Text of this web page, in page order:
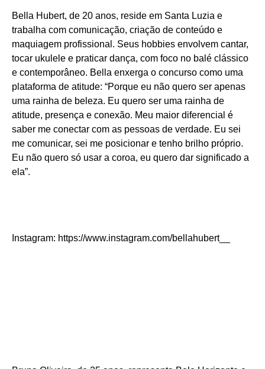
Bella Hubert, de 20 anos, reside em Santa Luzia e
trabalha com comunicação, criação de conteúdo e
maquiagem profissional. Seus hobbies envolvem cantar,
tocar ukulele e praticar dança, com foco no balé clássico
e contemporâneo. Bella enxerga o concurso como uma
plataforma de atitude: “Porque eu não quero ser apenas
uma rainha de beleza. Eu quero ser uma rainha de
atitude, presença e conexão. Meu maior diferencial é
saber me conectar com as pessoas de verdade. Eu sei
me comunicar, sei me posicionar e tenho brilho próprio.
Eu não quero só usar a coroa, eu quero dar significado a
ela”.
Instagram: https://www.instagram.com/bellahubert__